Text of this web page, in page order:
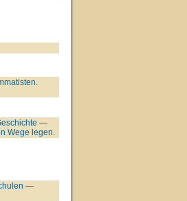
—
Wege legen.
—